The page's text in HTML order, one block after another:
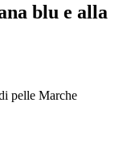
blu e alla
pelle Marche